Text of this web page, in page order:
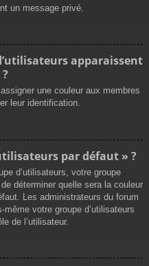
un message privé.
apparaissent
une couleur aux membres
leur identification.
par défaut » ?
d’utilisateurs, votre groupe
déterminer quelle sera la couleur
Les administrateurs du forum
votre groupe d’utilisateurs
de l’utilisateur.